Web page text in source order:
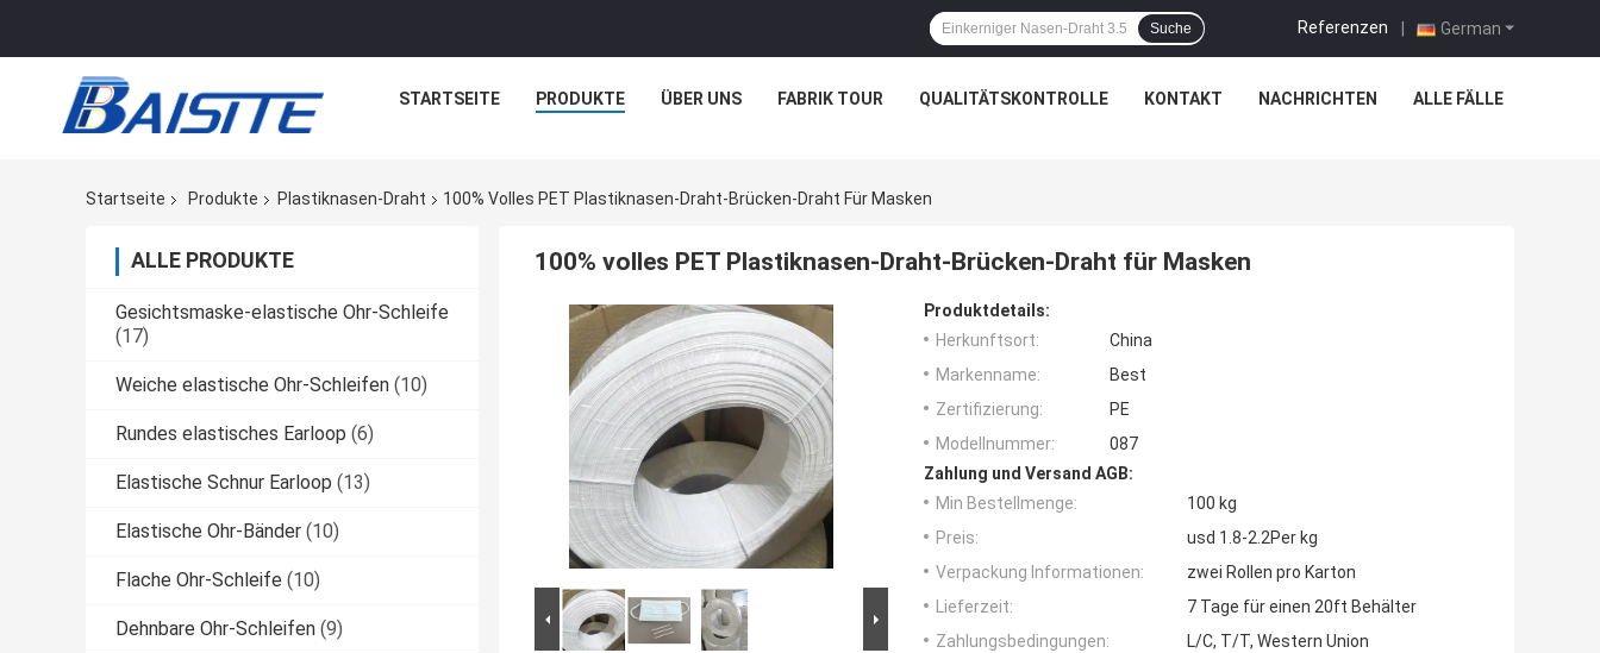
German
Referenzen |
Suche
STARTSEITE PRODUKTE ÜBER UNS FABRIK TOUR QUALITÄTSKONTROLLE KONTAKT NACHRICHTEN ALLE FÄLLE
Startseite Produkte Plastiknasen-Draht 100% Volles PET Plastiknasen-Draht-Brücken-Draht Für Masken
ALLE PRODUKTE
Gesichtsmaske-elastische Ohr-Schleife
(17)
Weiche elastische Ohr-Schleifen (10)
Rundes elastisches Earloop (6)
Elastische Schnur Earloop (13)
Elastische Ohr-Bänder (10)
Flache Ohr-Schleife (10)
Dehnbare Ohr-Schleifen (9)
100% volles PET Plastiknasen-Draht-Brücken-Draht für Masken
Produktdetails:
Herkunftsort:
China
Markenname:
Best
Zertifizierung:
PE
Modellnummer:
087
Zahlung und Versand AGB:
Min Bestellmenge:
100 kg
Preis:
usd 1.8-2.2Per kg
Verpackung Informationen:
zwei Rollen pro Karton
Lieferzeit:
7 Tage für einen 20ft Behälter
Zahlungsbedingungen:
L/C, T/T, Western Union